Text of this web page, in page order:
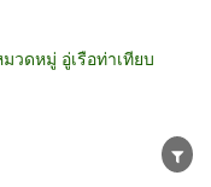
วดหมู่ อู่เรือท่าเทียบ